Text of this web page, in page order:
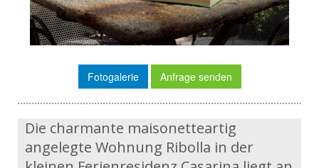
Fotogalerie Anfrage senden
Die charmante maisonetteartig
angelegte Wohnung Ribolla in der